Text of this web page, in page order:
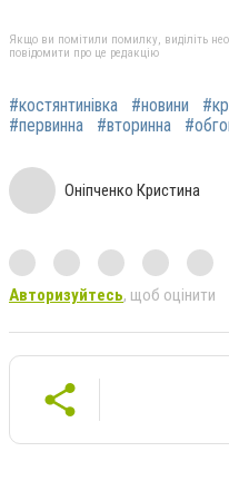
Якщо ви помітили помилку, виділіть
повідомити про це редакцію
#костянтинівка #новини
#первинна
#вторинна
Оніпченко Кристина
Авторизуйтесь, щоб оцінити